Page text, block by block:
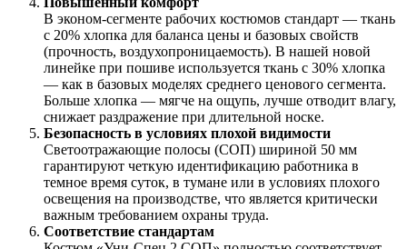
В эконом-сегменте рабочих костюмов стандарт — ткань
с 20% хлопка для баланса цены и базовых свойств
(прочность, воздухопроницаемость). В нашей новой
линейке при пошиве используется ткань с 30% хлопка
— как в базовых моделях среднего ценового сегмента.
Больше хлопка — мягче на ощупь, лучше отводит влагу,
снижает раздражение при длительной носке.
Безопасность в условиях плохой видимости
Светоотражающие полосы (СОП) шириной 50 мм
гарантируют четкую идентификацию работника в
темное время суток, в тумане или в условиях плохого
освещения на производстве, что является критически
важным требованием охраны труда.
Соответствие стандартам